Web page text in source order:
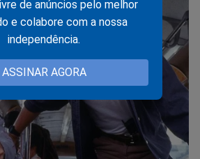
de anúncios pelo melhor
e colabore com a nossa
independência.
ASSINAR AGORA